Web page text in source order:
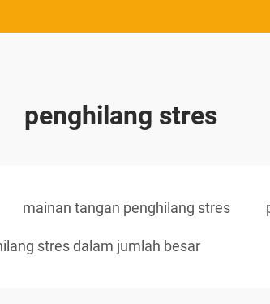
penghilang stres
mainan tangan penghilang stres
stres dalam jumlah besar